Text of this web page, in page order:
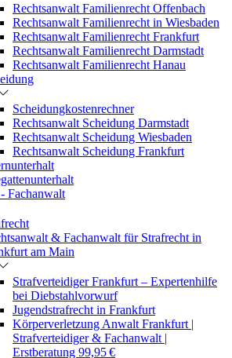
Rechtsanwalt Familienrecht Offenbach
Rechtsanwalt Familienrecht in Wiesbaden
Rechtsanwalt Familienrecht Frankfurt
Rechtsanwalt Familienrecht Darmstadt
Rechtsanwalt Familienrecht Hanau
Scheidungkostenrechner
Rechtsanwalt Scheidung Darmstadt
Rechtsanwalt Scheidung Wiesbaden
Rechtsanwalt Scheidung Frankfurt
Fachanwalt
& Fachanwalt für Strafrecht in
am Main
Strafverteidiger Frankfurt – Expertenhilfe
bei Diebstahlvorwurf
Jugendstrafrecht in Frankfurt
Körperverletzung Anwalt Frankfurt |
Strafverteidiger & Fachanwalt |
Erstberatung 99,95 €